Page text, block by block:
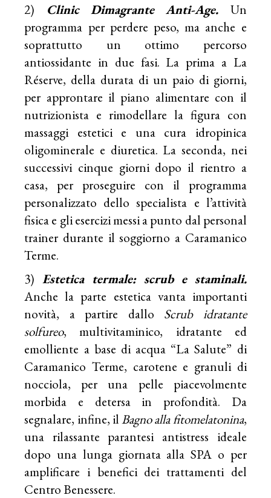
2) Clinic Dimagrante Anti-Age. Un
programma per perdere peso, ma anche e
soprattutto un ottimo percorso
antiossidante in due fasi. La prima a La
Réserve, della durata di un paio di giorni,
per approntare il piano alimentare con il
nutrizionista e rimodellare la figura con
massaggi estetici e una cura idropinica
oligominerale e diuretica. La seconda, nei
successivi cinque giorni dopo il rientro a
casa, per proseguire con il programma
personalizzato dello specialista e l’attività
fisica e gli esercizi messi a punto dal personal
trainer durante il soggiorno a Caramanico
Terme.
3) Estetica termale: scrub e staminali.
Anche la parte estetica vanta importanti
novità, a partire dallo Scrub idratante
solfureo, multivitaminico, idratante ed
emolliente a base di acqua “La Salute” di
Caramanico Terme, carotene e granuli di
nocciola, per una pelle piacevolmente
morbida e detersa in profondità. Da
segnalare, infine, ilBagno alla fitomelatonina,
una rilassante parantesi antistress ideale
dopo una lunga giornata alla SPA o per
amplificare i benefici dei trattamenti del
Centro Benessere.